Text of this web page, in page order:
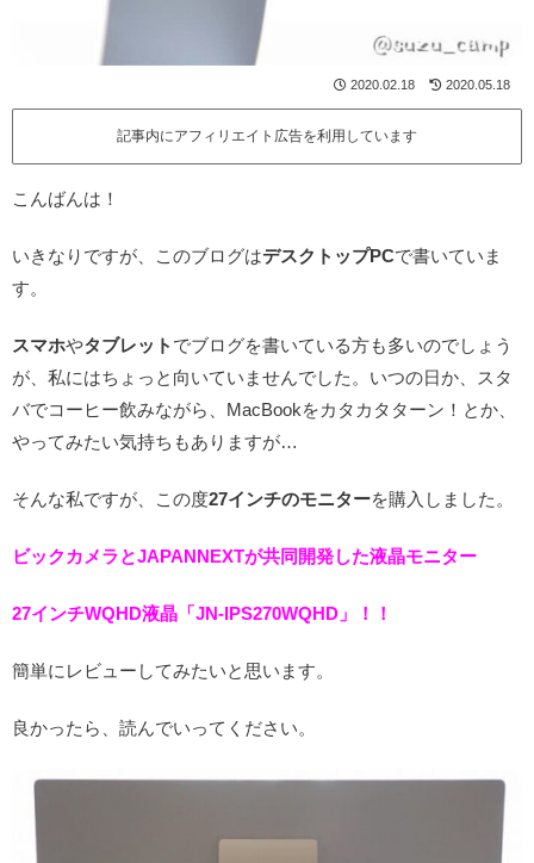
2020.02.18 2020.05.18
記事内にアフィリエイト広告を利用しています
こんばんは！
いきなりですが、このブログはデスクトップPCで書いていま
す。
スマホやタブレット でブログを書いている方も多いのでしょう
が、私にはちょっと向いていませんでした。いつの日か、スタ
バでコーヒー飲みながら、MacBookをカタカタターン！とか、
やってみたい気持ちもありますが…
そんな私ですが、この度27インチのモニターを購入しました。
ビックカメラとJAPANNEXTが共同開発した液晶モニター
27インチWQHD液晶「JN-IPS270WQHD」！！
簡単にレビューしてみたいと思います。
良かったら、読んでいってください。